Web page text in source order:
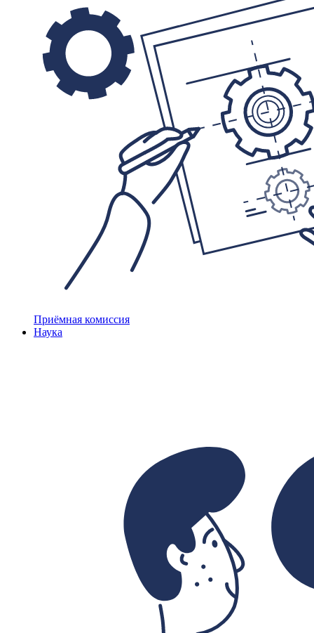
Приёмная комиссия
Наука